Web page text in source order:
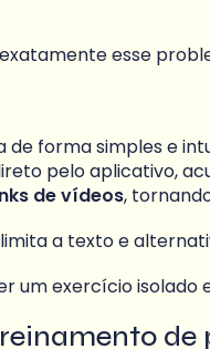
esse
de forma simples e
pelo aplicativo,
de vídeos,
a texto e
um exercício
de